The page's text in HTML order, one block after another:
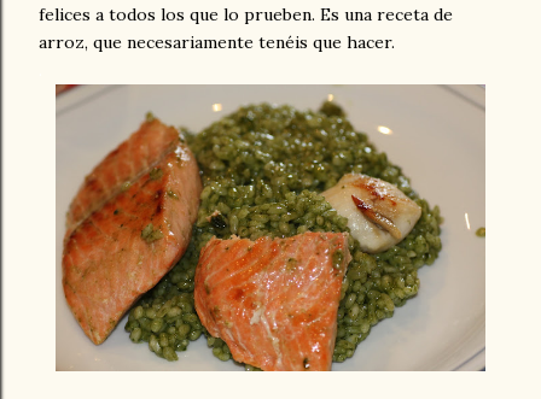
felices a todos los que lo prueben. Es una receta de
arroz, que necesariamente tenéis que hacer.